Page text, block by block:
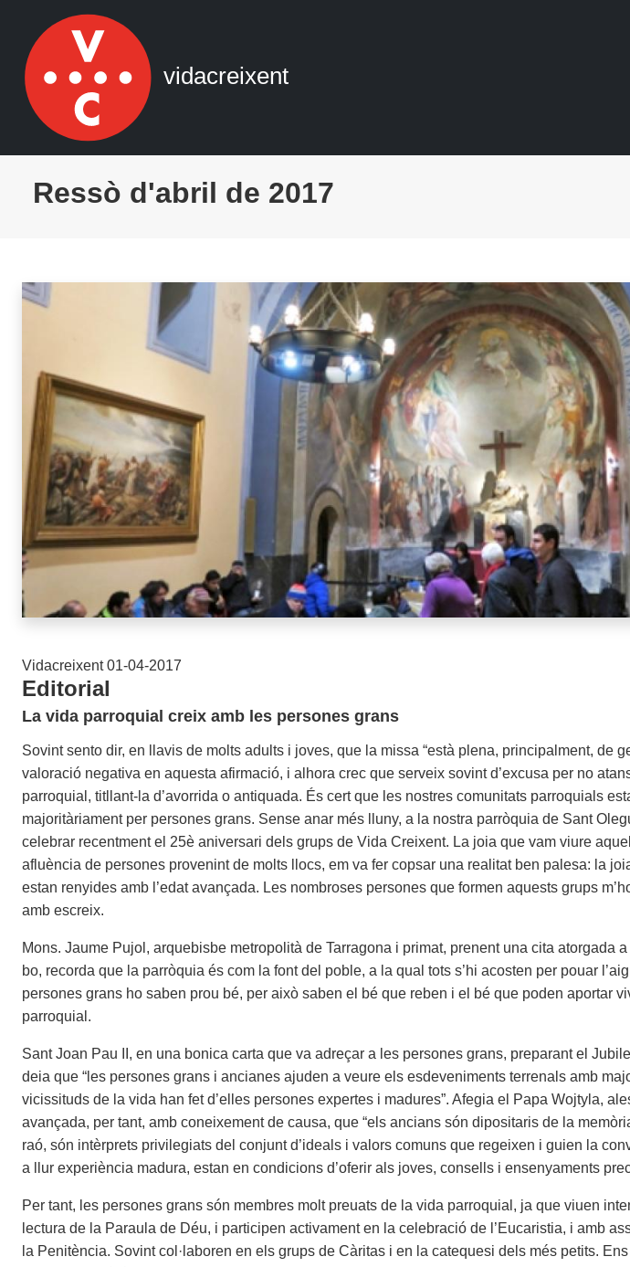
Vés al contingut
vidacreixent
Ressò d'abril de 2017
Vidacreixent 01-04-2017
Editorial
La vida parroquial creix amb les persones grans
Sovint sento dir, en llavis de molts adults i joves, que la missa “està plena, principalment, de
valoració negativa en aquesta afirmació, i alhora crec que serveix sovint d’excusa per no
parroquial, titllant-la d’avorrida o antiquada. És cert que les nostres comunitats parroquials
majoritàriament per persones grans. Sense anar més lluny, a la nostra parròquia de Sant
celebrar recentment el 25è aniversari dels grups de Vida Creixent. La joia que vam viure
afluència de persones provenint de molts llocs, em va fer copsar una realitat ben palesa: la
estan renyides amb l’edat avançada. Les nombroses persones que formen aquests grups
amb escreix.
Mons. Jaume Pujol, arquebisbe metropolità de Tarragona i primat, prenent una cita atorgada
bo, recorda que la parròquia és com la font del poble, a la qual tots s’hi acosten per pouar
persones grans ho saben prou bé, per això saben el bé que reben i el bé que poden aportar
parroquial.
Sant Joan Pau II, en una bonica carta que va adreçar a les persones grans, preparant el
deia que “les persones grans i ancianes ajuden a veure els esdeveniments terrenals amb
vicissituds de la vida han fet d’elles persones expertes i madures”. Afegia el Papa Wojtyla,
avançada, per tant, amb coneixement de causa, que “els ancians són dipositaris de la
raó, són intèrprets privilegiats del conjunt d’ideals i valors comuns que regeixen i guien la
a llur experiència madura, estan en condicions d’oferir als joves, consells i ensenyaments
Per tant, les persones grans són membres molt preuats de la vida parroquial, ja que viuen
lectura de la Paraula de Déu, i participen activament en la celebració de l’Eucaristia, i amb
la Penitència. Sovint col·laboren en els grups de Càritas i en la catequesi dels més petits.